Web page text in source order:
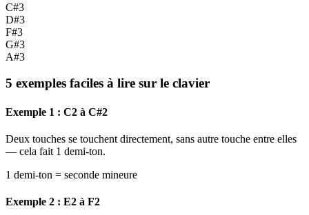
C#3
D#3
F#3
G#3
A#3
5 exemples faciles à lire sur le clavier
Exemple 1 : C2 à C#2
Deux touches se touchent directement, sans autre touche entre elles
— cela fait 1 demi-ton.
1 demi-ton = seconde mineure
Exemple 2 : E2 à F2